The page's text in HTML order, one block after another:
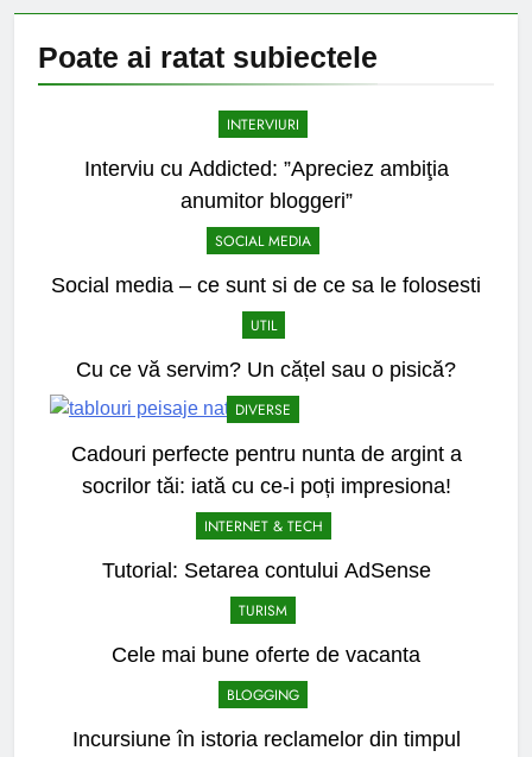
Poate ai ratat subiectele
INTERVIURI
Interviu cu Addicted: ”Apreciez ambiţia
anumitor bloggeri”
SOCIAL MEDIA
Social media – ce sunt si de ce sa le folosesti
UTIL
Cu ce vă servim? Un cățel sau o pisică?
DIVERSE
Cadouri perfecte pentru nunta de argint a
socrilor tăi: iată cu ce-i poți impresiona!
INTERNET & TECH
Tutorial: Setarea contului AdSense
TURISM
Cele mai bune oferte de vacanta
BLOGGING
Incursiune în istoria reclamelor din timpul